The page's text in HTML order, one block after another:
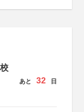
あと 32 日